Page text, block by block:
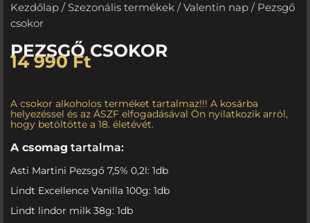
Kezdőlap / Szezonális termékek /Valentin nap / Pezsgő
csokor
PEZSGŐ CSOKOR
14 990Ft
A csokor alkoholos terméket tartalmaz!!! A kosárba
helyezéssel és az ÁSZF elfogadásával Ön nyilatkozik arról,
hogy betöltötte a 18. életévét.
A csomag tartalma:
Asti Martini Pezsgő 7,5% 0,2l: 1db
Lindt Excellence Vanilla 100g: 1db
Lindt lindor milk 38g: 1db